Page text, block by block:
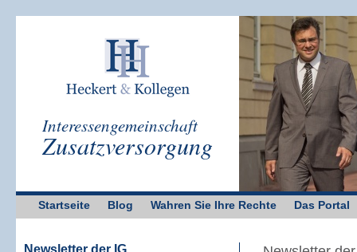
Interessengemeinschaft
Zusatzversorgung
Startseite Blog Wahren Sie Ihre Rechte Das Portal
Newsletter der IG